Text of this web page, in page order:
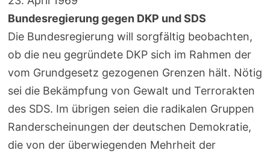
Bundesregierung gegen DKP und SDS
Die Bundesregierung will sorgfältig beobachten,
ob die neu gegründete DKP sich im Rahmen der
vom Grundgesetz gezogenen Grenzen hält. Nötig
sei die Bekämpfung von Gewalt und Terrorakten
des SDS. Im übrigen seien die radikalen Gruppen
Randerscheinungen der deutschen Demokratie,
die von der überwiegenden Mehrheit der